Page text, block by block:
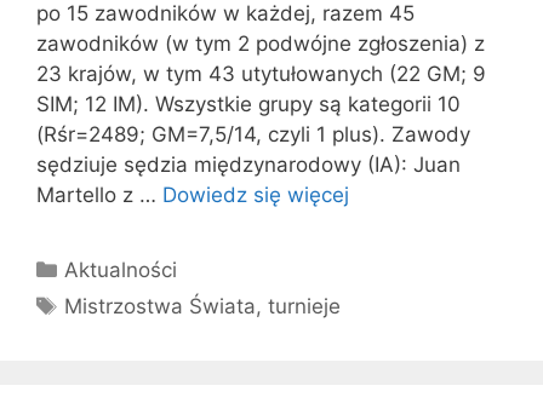
po 15 zawodników w każdej, razem 45
zawodników (w tym 2 podwójne zgłoszenia) z
23 krajów, w tym 43 utytułowanych (22 GM; 9
SIM; 12 IM). Wszystkie grupy są kategorii 10
(Rśr=2489; GM=7,5/14, czyli 1 plus). Zawody
sędziuje sędzia międzynarodowy (IA): Juan
Martello z … Dowiedz się więcej
Kategorie
Aktualności
Tagi
Mistrzostwa Świata,turnieje